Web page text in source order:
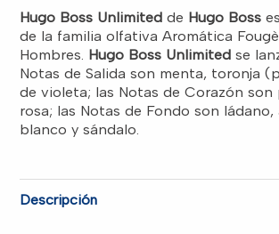
MEN
cantidad
Hugo Boss Unlimited de Hugo Boss
de la familia olfativa Aromática
Hombres. Hugo Boss Unlimited se
Notas de Salida son menta, toronja
de violeta; las Notas de Corazón son
rosa; las Notas de Fondo son ládano,
blanco y sándalo.
Descripción